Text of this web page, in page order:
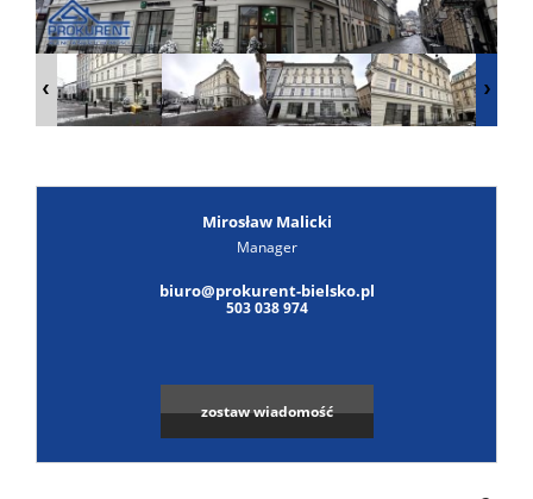
ofertę
Mirosław Malicki
Manager
biuro@prokurent-bielsko.pl
503 038 974
zostaw wiadomość